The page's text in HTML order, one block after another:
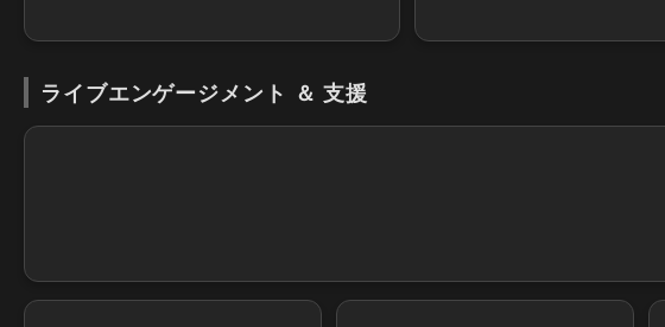
ライブエンゲージメント ＆ 支援